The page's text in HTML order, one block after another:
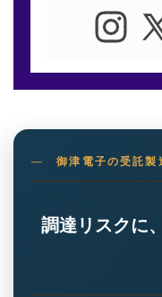
御津電子の受託製
調達リスクに